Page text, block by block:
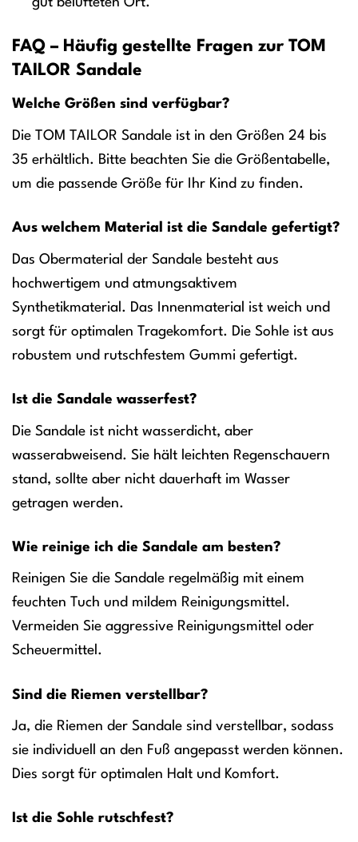
FAQ – Häufig gestellte Fragen zur TOM
TAILOR Sandale
Welche Größen sind verfügbar?
Die TOM TAILOR Sandale ist in den Größen 24 bis
35 erhältlich. Bitte beachten Sie die Größentabelle,
um die passende Größe für Ihr Kind zu finden.
Aus welchem Material ist die Sandale gefertigt?
Das Obermaterial der Sandale besteht aus
hochwertigem und atmungsaktivem
Synthetikmaterial. Das Innenmaterial ist weich und
sorgt für optimalen Tragekomfort. Die Sohle ist aus
robustem und rutschfestem Gummi gefertigt.
Ist die Sandale wasserfest?
Die Sandale ist nicht wasserdicht, aber
wasserabweisend. Sie hält leichten Regenschauern
stand, sollte aber nicht dauerhaft im Wasser
getragen werden.
Wie reinige ich die Sandale am besten?
Reinigen Sie die Sandale regelmäßig mit einem
feuchten Tuch und mildem Reinigungsmittel.
Vermeiden Sie aggressive Reinigungsmittel oder
Scheuermittel.
Sind die Riemen verstellbar?
Ja, die Riemen der Sandale sind verstellbar, sodass
sie individuell an den Fuß angepasst werden können.
Dies sorgt für optimalen Halt und Komfort.
Ist die Sohle rutschfest?